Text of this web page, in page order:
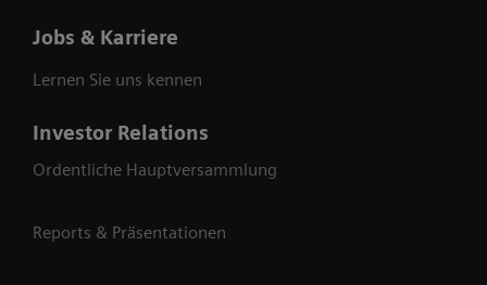
Jobs & Karriere
Lernen Sie uns kennen
Investor Relations
Ordentliche Hauptversammlung
Reports & Präsentationen